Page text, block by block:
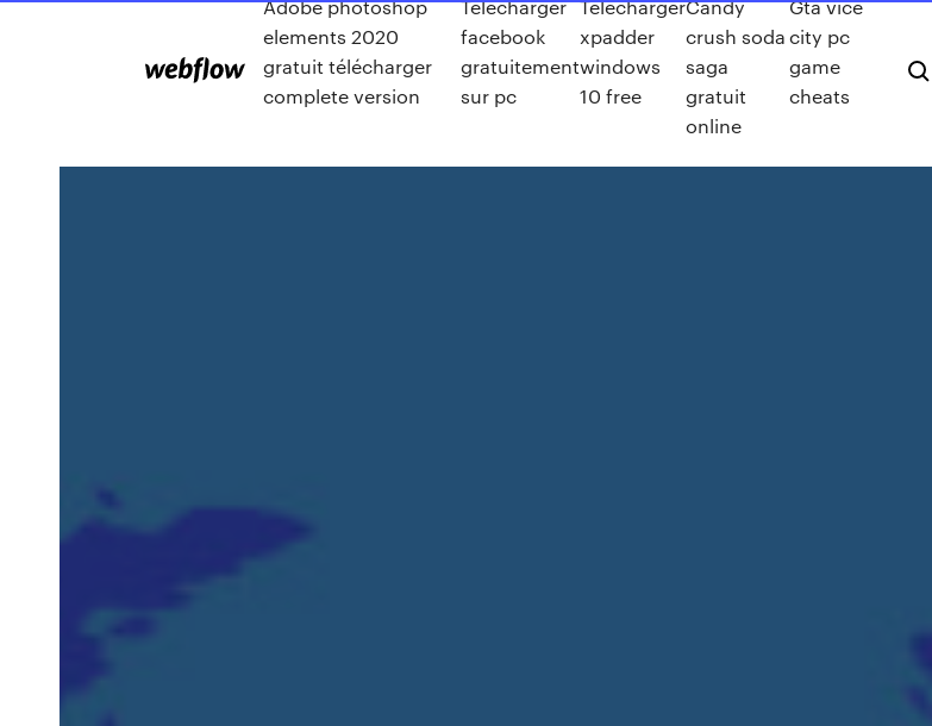
Adobe photoshop
elements 2020
gratuit télécharger
complete version
Télécharger
facebook
gratuitement
sur pc
Télécharger
xpadder
windows
10 free
Candy
crush soda
saga
gratuit
online
Gta vice
city pc
game
cheats